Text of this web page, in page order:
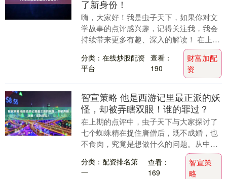
了新身份！
嗨，大家好！我是虫子天下，如果你对文
学故事的点评感兴趣，记得关注我，我会
持续带来更多有趣、深入的解读！ 在上一
期的点评中，虫子天下曾和大家聊过高廉
师父的可能人选....
分类：在线炒股配资
平台
查看：
190
财富加配
资
智宣策略 他是西游记里最正派的妖
怪，却被弄瞎双眼！谁的罪过？
在上期的点评中，虫子天下与大家探讨了
七个蜘蛛精在捉住唐僧后，既不成婚，也
不食肉，究竟是想做什么的问题。从中我
们不难发现，七个蜘蛛精虽说心思难测，
但至少他们还是有....
分类：配资排名第
一
查看：
169
智宣策
略